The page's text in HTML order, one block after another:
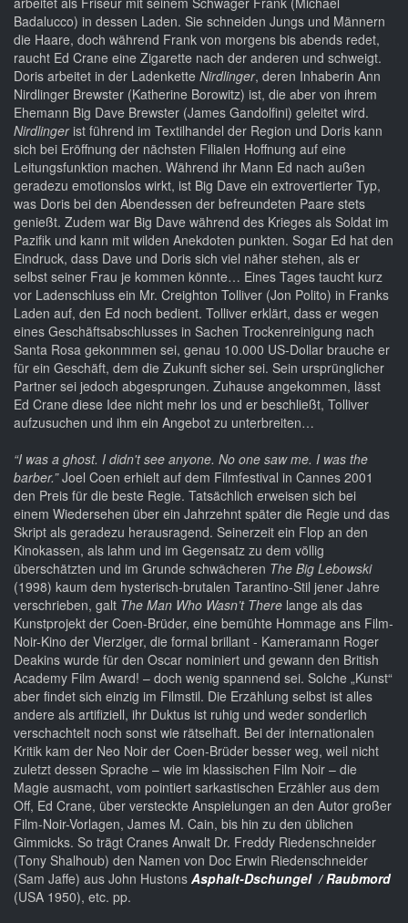
Badalucco) in dessen Laden. Sie schneiden Jungs und Männern
die Haare, doch während Frank von morgens bis abends redet,
raucht Ed Crane eine Zigarette nach der anderen und schweigt.
Doris arbeitet in der Ladenkette Nirdlinger, deren Inhaberin Ann
Nirdlinger Brewster (Katherine Borowitz) ist, die aber von ihrem
Ehemann Big Dave Brewster (James Gandolfini) geleitet wird.
Nirdlingerist führend im Textilhandel der Region und Doris kann
sich bei Eröffnung der nächsten Filialen Hoffnung auf eine
Leitungsfunktion machen. Während ihr Mann Ed nach außen
geradezu emotionslos wirkt, ist Big Dave ein extrovertierter Typ,
was Doris bei den Abendessen der befreundeten Paare stets
genießt. Zudem war Big Dave während des Krieges als Soldat im
Pazifik und kann mit wilden Anekdoten punkten. Sogar Ed hat den
Eindruck, dass Dave und Doris sich viel näher stehen, als er
selbst seiner Frau je kommen könnte… Eines Tages taucht kurz
vor Ladenschluss ein Mr. Creighton Tolliver (Jon Polito) in Franks
Laden auf, den Ed noch bedient. Tolliver erklärt, dass er wegen
eines Geschäftsabschlusses in Sachen Trockenreinigung nach
Santa Rosa gekonmmen sei, genau 10.000 US-Dollar brauche er
für ein Geschäft, dem die Zukunft sicher sei. Sein ursprünglicher
Partner sei jedoch abgesprungen. Zuhause angekommen, lässt
Ed Crane diese Idee nicht mehr los und er beschließt, Tolliver
aufzusuchen und ihm ein Angebot zu unterbreiten…
“I was a ghost. I didn't see anyone. No one saw me. I was the
barber.”Joel Coen erhielt auf dem Filmfestival in Cannes 2001
den Preis für die beste Regie. Tatsächlich erweisen sich bei
einem Wiedersehen über ein Jahrzehnt später die Regie und das
Skript als geradezu herausragend. Seinerzeit ein Flop an den
Kinokassen, als lahm und im Gegensatz zu dem völlig
überschätzten und im Grunde schwächeren The Big Lebowski
(1998) kaum dem hysterisch-brutalen Tarantino-Stil jener Jahre
verschrieben, galt The Man Who Wasn’t There lange als das
Kunstprojekt der Coen-Brüder, eine bemühte Hommage ans Film-
Noir-Kino der Vierziger, die formal brillant - Kameramann Roger
Deakins wurde für den Oscar nominiert und gewann den British
Academy Film Award! – doch wenig spannend sei. Solche „Kunst“
aber findet sich einzig im Filmstil. Die Erzählung selbst ist alles
andere als artifiziell, ihr Duktus ist ruhig und weder sonderlich
verschachtelt noch sonst wie rätselhaft. Bei der internationalen
Kritik kam der Neo Noir der Coen-Brüder besser weg, weil nicht
zuletzt dessen Sprache – wie im klassischen Film Noir – die
Magie ausmacht, vom pointiert sarkastischen Erzähler aus dem
Off, Ed Crane, über versteckte Anspielungen an den Autor großer
Film-Noir-Vorlagen, James M. Cain, bis hin zu den üblichen
Gimmicks. So trägt Cranes Anwalt Dr. Freddy Riedenschneider
(Tony Shalhoub) den Namen von Doc Erwin Riedenschneider
(Sam Jaffe) aus John Hustons Asphalt-Dschungel / Raubmord
(USA 1950), etc. pp.